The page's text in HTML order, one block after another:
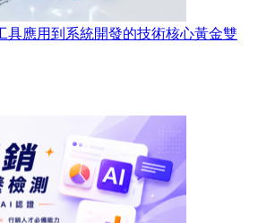
具應用到系統開發的技術核心黃金雙